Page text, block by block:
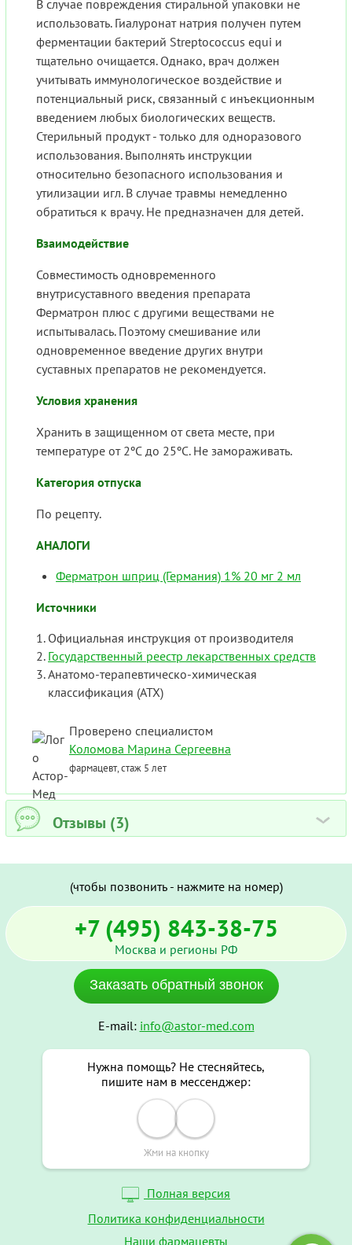
В случае повреждения стиральной упаковки не
использовать. Гиалуронат натрия получен путем
ферментации бактерий Streptococcus equi и
тщательно очищается. Однако, врач должен
учитывать иммунологическое воздействие и
потенциальный риск, связанный с инъекционным
введением любых биологических веществ.
Стерильный продукт - только для одноразового
использования. Выполнять инструкции
относительно безопасного использования и
утилизации игл. В случае травмы немедленно
обратиться к врачу. Не предназначен для детей.
Взаимодействие
Совместимость одновременного
внутрисуставного введения препарата
Ферматрон плюс с другими веществами не
испытывалась. Поэтому смешивание или
одновременное введение других внутри
суставных препаратов не рекомендуется.
Условия хранения
Хранить в защищенном от света месте, при
температуре от 2ºС до 25ºС. Не замораживать.
Категория отпуска
По рецепту.
АНАЛОГИ
Ферматрон шприц (Германия) 1% 20 мг 2 мл
Источники
Официальная инструкция от производителя
Государственный реестр лекарственных средств
Анатомо-терапевтическо-химическая
классификация (ATX)
Проверено специалистом
Коломова Марина Сергеевна
фармацевт, стаж 5 лет
Отзывы (3) ›
(чтобы позвонить - нажмите на номер)
+7 (495) 843-38-75
Москва и регионы РФ
Заказать обратный звонок
E-mail: info@astor-med.com
Нужна помощь? Не стесняйтесь,
пишите нам в мессенджер:
Жми на кнопку
Полная версия
Политика конфиденциальности
Наши фармацевты